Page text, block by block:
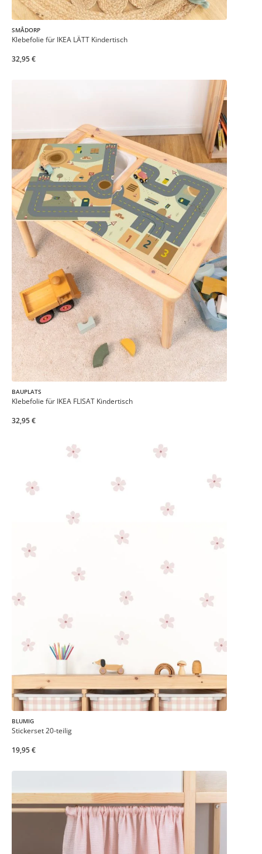
SMÅDORP
Klebefolie für IKEA LÄTT Kindertisch
32,95 €
BAUPLATS
Klebefolie für IKEA FLISAT Kindertisch
32,95 €
BLUMIG
Stickerset 20-teilig
19,95 €